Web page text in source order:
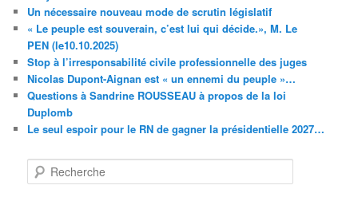
Un nécessaire nouveau mode de scrutin législatif
« Le peuple est souverain, c’est lui qui décide.», M. Le
PEN (le10.10.2025)
Stop à l’irresponsabilité civile professionnelle des juges
Nicolas Dupont-Aignan est « un ennemi du peuple »…
Questions à Sandrine ROUSSEAU à propos de la loi
Duplomb
Le seul espoir pour le RN de gagner la présidentielle 2027…
e